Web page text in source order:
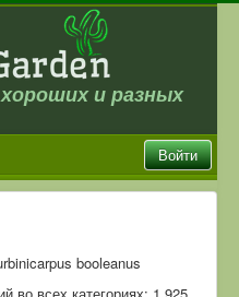
и разных
Войти
booleanus